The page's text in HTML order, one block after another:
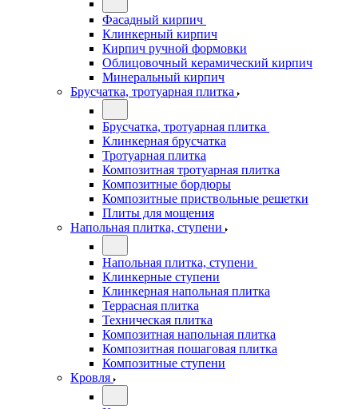
Фасадный кирпич
Клинкерный кирпич
Кирпич ручной формовки
Облицовочный керамический кирпич
Минеральный кирпич
Брусчатка, тротуарная плитка
Брусчатка, тротуарная плитка
Клинкерная брусчатка
Тротуарная плитка
Композитная тротуарная плитка
Композитные бордюры
Композитные приствольные решетки
Плиты для мощения
Напольная плитка, ступени
Напольная плитка, ступени
Клинкерные ступени
Клинкерная напольная плитка
Террасная плитка
Техническая плитка
Композитная напольная плитка
Композитная пошаговая плитка
Композитные ступени
Кровля